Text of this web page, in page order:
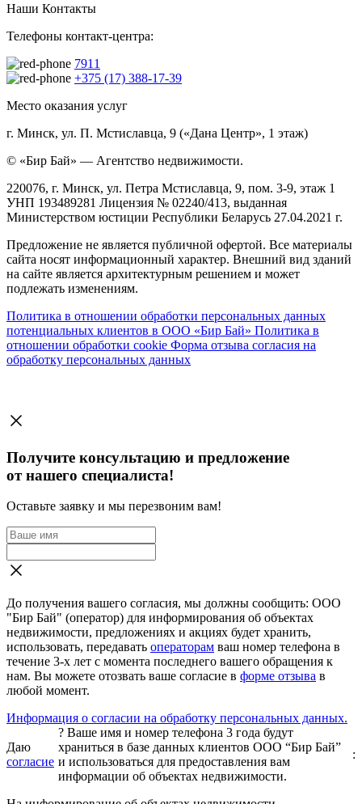
Наши Контакты
Телефоны контакт-центра:
7911
+375 (17) 388-17-39
Место оказания услуг
г. Минск, ул. П. Мстиславца, 9 («Дана Центр», 1 этаж)
© «Бир Бай» — Агентство недвижимости.
220076, г. Минск, ул. Петра Мстиславца, 9, пом. 3-9, этаж 1
УНП 193489281 Лицензия № 02240/413, выданная
Министерством юстиции Республики Беларусь 27.04.2021 г.
Предложение не является публичной офертой. Все материалы
сайта носят информационный характер. Внешний вид зданий
на сайте является архитектурным решением и может
подлежать изменениям.
Политика в отношении обработки персональных данных
потенциальных клиентов в ООО «Бир Бай» Политика в
отношении обработки cookie Форма отзыва согласия на
обработку персональных данных
Получите консультацию и предложение
от нашего специалиста!
Оставьте заявку и мы перезвоним вам!
До получения вашего согласия, мы должны сообщить: ООО
"Бир Бай" (оператор) для информирования об объектах
недвижимости, предложениях и акциях будет хранить,
использовать, передавать операторам ваш номер телефона в
течение 3-х лет с момента последнего вашего обращения к
нам. Вы можете отозвать ваше согласие в форме отзыва в
любой момент.
Информация о согласии на обработку персональных данных.
Даю
согласие
? Ваше имя и номер телефона 3 года будут
храниться в базе данных клиентов ООО “Бир Бай”
и использоваться для предоставления вам
информации об объектах недвижимости.
: